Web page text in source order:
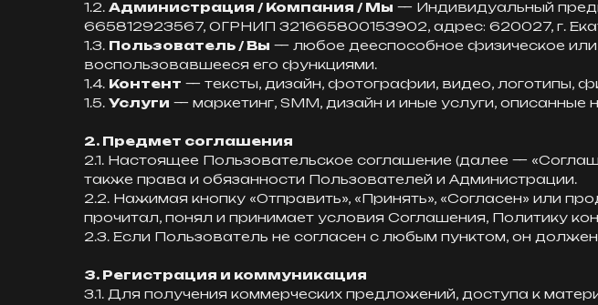
1.2. Администрация / Компания / Мы — Индивидуальный
665812923567, ОГРНИП 321665800153902, адрес: 620027, г.
1.3. Пользователь / Вы — любое дееспособное физическое
воспользовавшееся его функциями.
1.4. Контент — тексты, дизайн, фотографии, видео, логотипы,
1.5. Услуги — маркетинг, SMM, дизайн и иные услуги, описанные
2. Предмет соглашения
2.1. Настоящее Пользовательское соглашение (далее —
также права и обязанности Пользователей и Администрации.
2.2. Нажимая кнопку «Отправить», «Принять», «Согласен» или
прочитал, понял и принимает условия Соглашения, Политику
2.3. Если Пользователь не согласен с любым пунктом, он
3. Регистрация и коммуникация
3.1. Для получения коммерческих предложений, доступа к